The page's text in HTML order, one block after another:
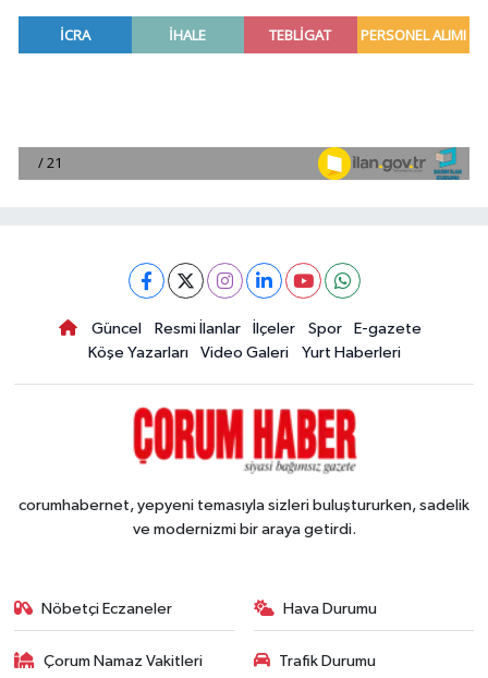
Güncel Resmi İlanlar İlçeler Spor
E-gazete
Köşe Yazarları
Video Galeri Yurt Haberleri
corumhabernet, yepyeni temasıyla sizleri buluştururken, sadelik
ve modernizmi bir araya getirdi.
Nöbetçi Eczaneler Hava Durumu
Çorum Namaz Vakitleri Trafik Durumu